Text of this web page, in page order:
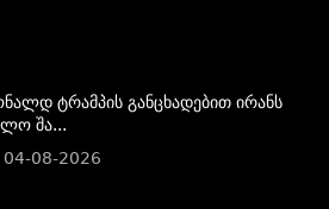
Ტრამპის Განცხადებით Ირანს
Შა...
04-08-2026